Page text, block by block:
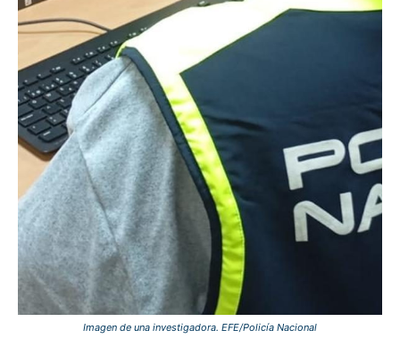
Imagen de una investigadora. EFE/Policía Nacional